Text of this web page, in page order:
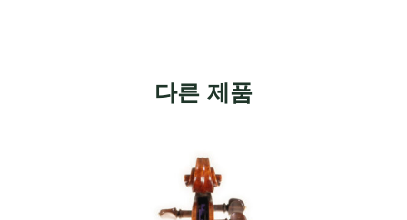
다른 제품